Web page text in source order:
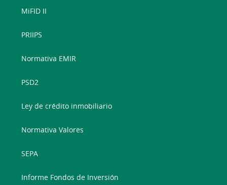
MiFID II
PRIIPS
Normativa EMIR
PSD2
Ley de crédito inmobiliario
Normativa Valores
SEPA
Informe Fondos de Inversión